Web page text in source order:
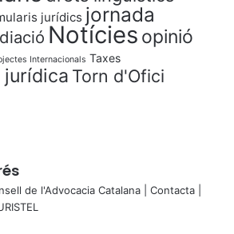
jurídics jornada
Notícies opinió
Internacionals Taxes
Torn d'Ofici
de l'Advocacia Catalana | Contacta